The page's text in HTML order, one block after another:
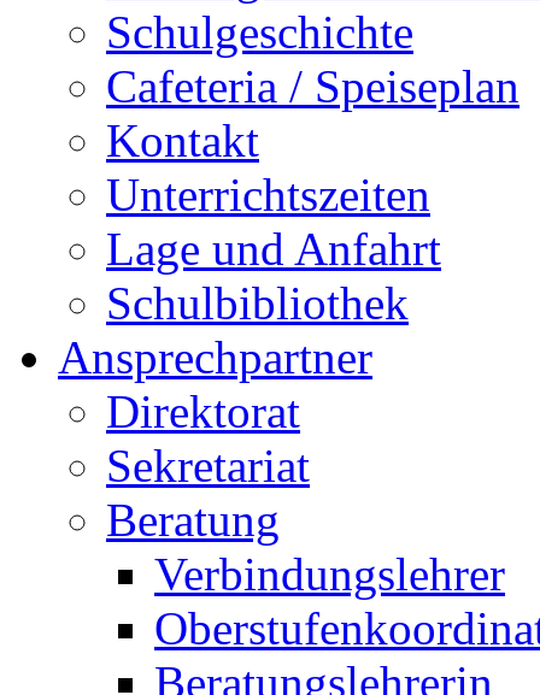
Schulgeschichte
Cafeteria / Speiseplan
Kontakt
Unterrichtszeiten
Lage und Anfahrt
Schulbibliothek
Ansprechpartner
Direktorat
Sekretariat
Beratung
Verbindungslehrer
Beratungslehrerin